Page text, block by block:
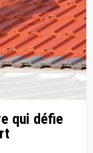
qui défie